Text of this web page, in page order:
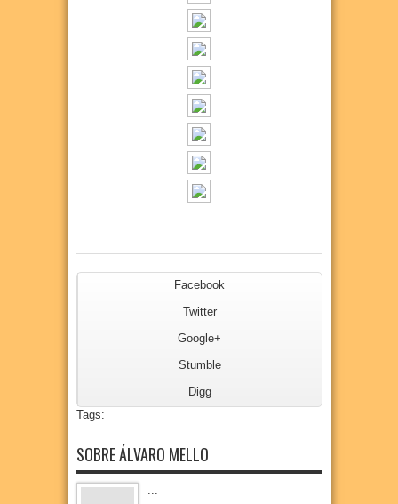
Facebook
Twitter
Google+
Stumble
Digg
Tags:
SOBRE ÁLVARO MELLO
...